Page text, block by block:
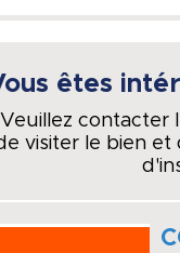
êtes
Veuillez contacter
visiter le bien et